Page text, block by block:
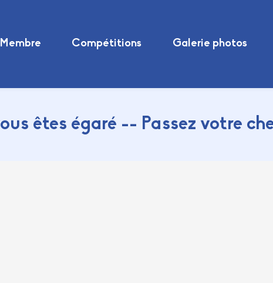
Compétitions Galerie photos
êtes égaré -- Passez votre